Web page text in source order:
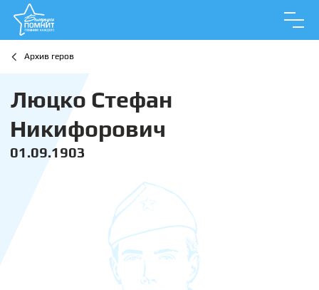
Архив геров
Люцко Стефан
Никифорович
01.09.1903